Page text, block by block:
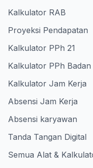
Kalkulator RAB
Proyeksi Pendapatan
Kalkulator PPh 21
Kalkulator PPh Badan
Kalkulator Jam Kerja
Absensi Jam Kerja
Absensi karyawan
Tanda Tangan Digital
Semua Alat &